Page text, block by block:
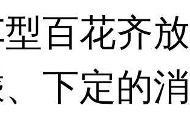
百花齐
下定的